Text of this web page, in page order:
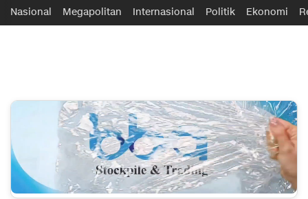
ifakta.co
#pastibenar
Nasional Megapolitan Internasional Politik Ekonomi